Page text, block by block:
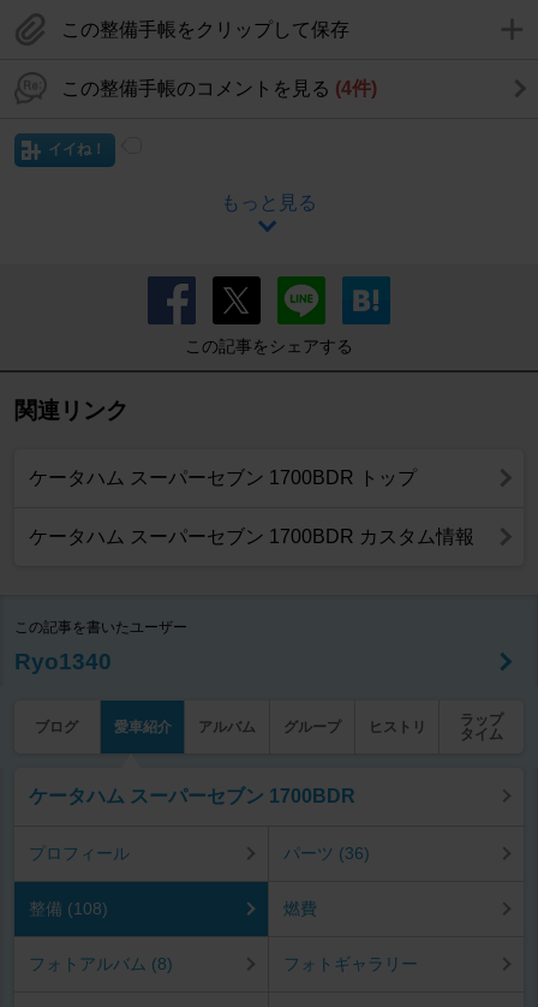
この整備手帳をクリップして保存
この整備手帳のコメントを見る (4件)
イイね！
もっと見る
この記事をシェアする
関連リンク
ケータハム スーパーセブン 1700BDR トップ
ケータハム スーパーセブン 1700BDR カスタム情報
この記事を書いたユーザー
Ryo1340
ブログ 愛車紹介 アルバム グループ ヒストリ
ラップ
タイム
ケータハム スーパーセブン 1700BDR
プロフィール パーツ (36)
整備 (108) 燃費
フォトアルバム (8) フォトギャラリー